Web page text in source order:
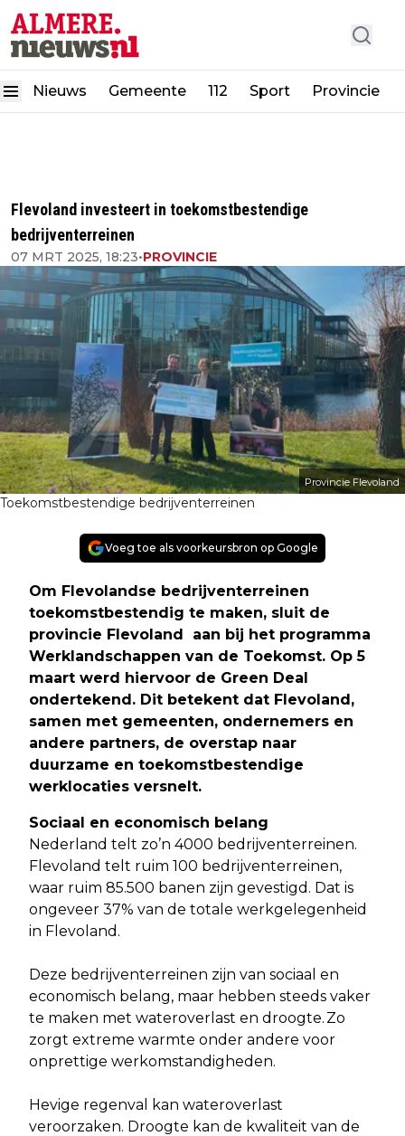
Nieuws Gemeente 112 Sport Provincie
Flevoland investeert in toekomstbestendige
bedrijventerreinen
07 MRT 2025, 18:23•PROVINCIE
Provincie Flevoland
Toekomstbestendige bedrijventerreinen
Voeg toe als voorkeursbron op Google
Om Flevolandse bedrijventerreinen
toekomstbestendig te maken, sluit de
provincie Flevoland aan bij het programma
Werklandschappen van de Toekomst. Op 5
maart werd hiervoor de Green Deal
ondertekend. Dit betekent dat Flevoland,
samen met gemeenten, ondernemers en
andere partners, de overstap naar
duurzame en toekomstbestendige
werklocaties versnelt.
Sociaal en economisch belang
Nederland telt zo’n 4000 bedrijventerreinen.
Flevoland telt ruim 100 bedrijventerreinen,
waar ruim 85.500 banen zijn gevestigd. Dat is
ongeveer 37% van de totale werkgelegenheid
in Flevoland.
Deze bedrijventerreinen zijn van sociaal en
economisch belang, maar hebben steeds vaker
te maken met wateroverlast en droogte. Zo
zorgt extreme warmte onder andere voor
onprettige werkomstandigheden.
Hevige regenval kan wateroverlast
veroorzaken. Droogte kan de kwaliteit van de